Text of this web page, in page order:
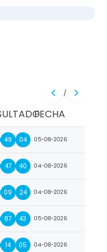
/
FECHA
49 04 05-08-2026
47 40 04-08-2026
09 24 04-08-2026
87 43 05-08-2026
14 05 04-08-2026